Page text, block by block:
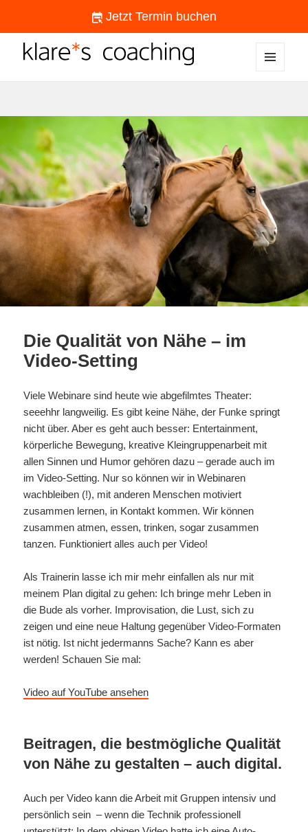
Jetzt Termin buchen
Die Qualität von Nähe – im
Video-Setting
Viele Webinare sind heute wie abgefilmtes Theater:
seeehhr langweilig. Es gibt keine Nähe, der Funke springt
nicht über. Aber es geht auch besser: Entertainment,
körperliche Bewegung, kreative Kleingruppenarbeit mit
allen Sinnen und Humor gehören dazu – gerade auch im
im Video-Setting. Nur so können wir in Webinaren
wachbleiben (!), mit anderen Menschen motiviert
zusammen lernen, in Kontakt kommen. Wir können
zusammen atmen, essen, trinken, sogar zusammen
tanzen. Funktioniert alles auch per Video!
Als Trainerin lasse ich mir mehr einfallen als nur mit
meinem Plan digital zu gehen: Ich bringe mehr Leben in
die Bude als vorher. Improvisation, die Lust, sich zu
zeigen und eine neue Haltung gegenüber Video-Formaten
ist nötig. Ist nicht jedermanns Sache? Kann es aber
werden! Schauen Sie mal:
Video auf YouTube ansehen
Beitragen, die bestmögliche Qualität
von Nähe zu gestalten – auch digital.
Auch per Video kann die Arbeit mit Gruppen intensiv und
persönlich sein – wenn die Technik professionell